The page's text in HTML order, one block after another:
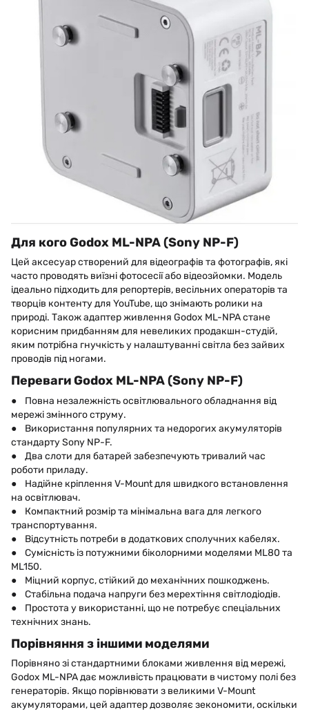
Для кого Godox ML-NPA (Sony NP-F)
Цей аксесуар створений для відеографів та фотографів, які
часто проводять виїзні фотосесії або відеозйомки. Модель
ідеально підходить для репортерів, весільних операторів та
творців контенту для YouTube, що знімають ролики на
природі. Також адаптер живлення Godox ML-NPA стане
корисним придбанням для невеликих продакшн-студій,
яким потрібна гнучкість у налаштуванні світла без зайвих
проводів під ногами.
Переваги Godox ML-NPA (Sony NP-F)
● Повна незалежність освітлювального обладнання від
мережі змінного струму.
● Використання популярних та недорогих акумуляторів
стандарту Sony NP-F.
● Два слоти для батарей забезпечують тривалий час
роботи приладу.
● Надійне кріплення V-Mount для швидкого встановлення
на освітлювач.
● Компактний розмір та мінімальна вага для легкого
транспортування.
● Відсутність потреби в додаткових сполучних кабелях.
● Сумісність із потужними біколорними моделями ML80 та
ML150.
● Міцний корпус, стійкий до механічних пошкоджень.
● Стабільна подача напруги без мерехтіння світлодіодів.
● Простота у використанні, що не потребує спеціальних
технічних знань.
Порівняння з іншими моделями
Порівняно зі стандартними блоками живлення від мережі,
Godox ML-NPA дає можливість працювати в чистому полі без
генераторів. Якщо порівнювати з великими V-Mount
акумуляторами, цей адаптер дозволяє зекономити, оскільки